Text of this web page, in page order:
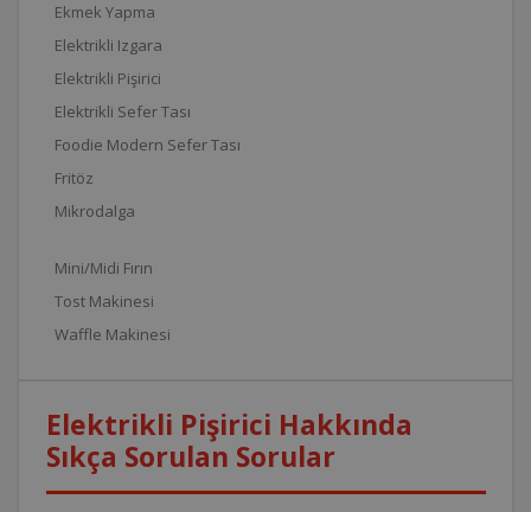
Ekmek Yapma
Elektrikli Izgara
Elektrikli Pişirici
Elektrikli Sefer Tası
Foodie Modern Sefer Tası
Fritöz
Mikrodalga
Mini/Midi Fırın
Tost Makinesi
Waffle Makinesi
Elektrikli Pişirici Hakkında
Sıkça Sorulan Sorular